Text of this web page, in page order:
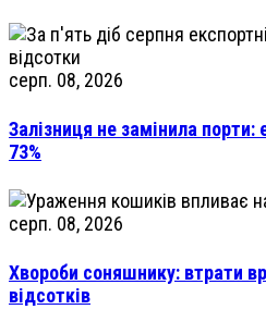
серп. 08, 2026
Залізниця не замінила порти:
73%
серп. 08, 2026
Хвороби соняшнику: втрати
відсотків